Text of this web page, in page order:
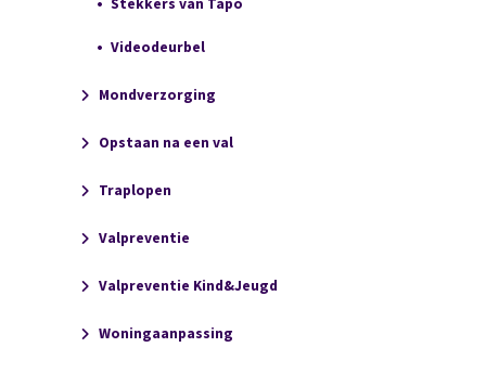
Stekkers van Tapo
Videodeurbel
Mondverzorging
Opstaan na een val
Traplopen
Valpreventie
Valpreventie Kind&Jeugd
Woningaanpassing